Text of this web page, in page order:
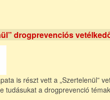
drogprevenciós
is részt vett a „Szertelenül”
tudásukat a drogprevenció